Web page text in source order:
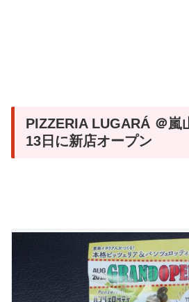
PIZZERIA LUGARÁ ＠嵐
13日に新店オープン